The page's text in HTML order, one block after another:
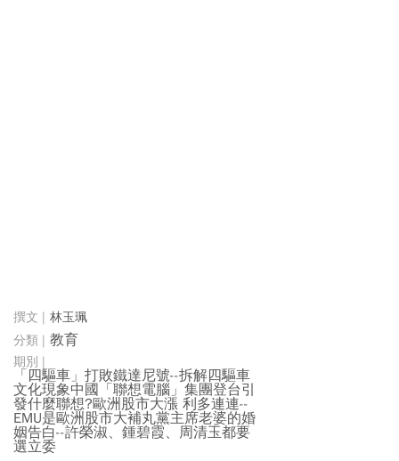
林玉珮
教育
「四驅車」打敗鐵達尼號--拆解四驅車
文化現象中國「聯想電腦」集團登台引
發什麼聯想?歐洲股市大漲 利多連連--
EMU是歐洲股市大補丸黨主席老婆的婚
姻告白--許榮淑、鍾碧霞、周清玉都要
選立委